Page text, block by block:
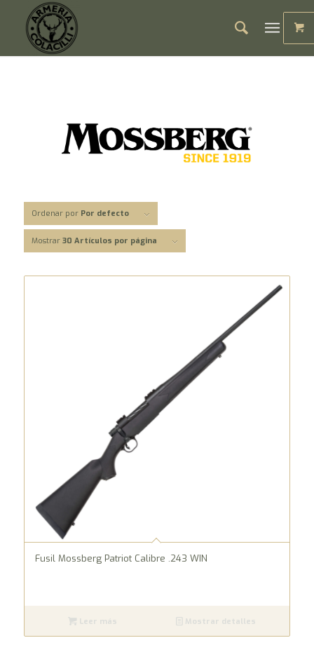
Ordenar por Por defecto
Mostrar 30 Artículos por página
Fusil Mossberg Patriot Calibre .243 WIN
Leer más Mostrar detalles